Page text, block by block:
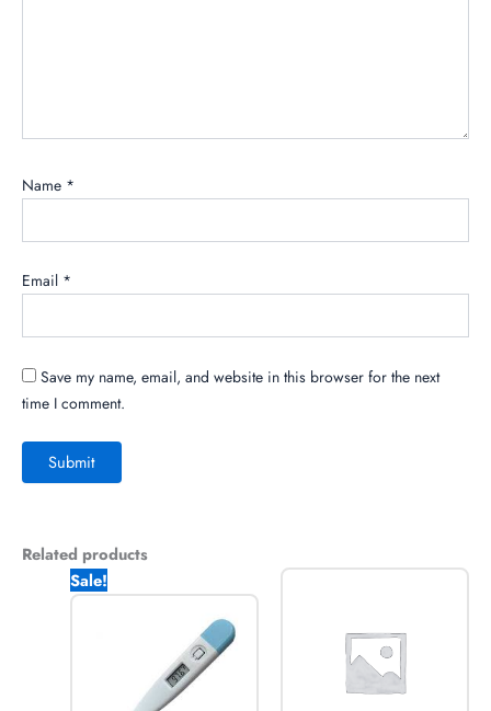
Name *
Email *
Save my name, email, and website in this browser for the next
time I comment.
Related products
Sale!
price
200.00৳ .
price
150.00৳ .